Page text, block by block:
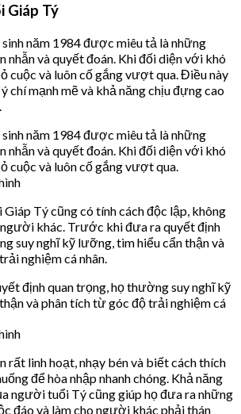
Giáp Tý
năm 1984 được miêu tả là những
nhẫn và quyết đoán. Khi đối diện với khó
cuộc và luôn cố gắng vượt qua. Điều này
chí mạnh mẽ và khả năng chịu đựng cao
năm 1984 được miêu tả là những
nhẫn và quyết đoán. Khi đối diện với khó
cuộc và luôn cố gắng vượt qua.
Tý cũng có tính cách độc lập, không
khác. Trước khi đưa ra quyết định
suy nghĩ kỹ lưỡng, tìm hiểu cẩn thận và
nghiệm cá nhân.
định quan trọng, họ thường suy nghĩ kỹ
và phân tích từ góc độ trải nghiệm cá
rất linh hoạt, nhạy bén và biết cách thích
để hòa nhập nhanh chóng. Khả năng
người tuổi Tý cũng giúp họ đưa ra những
đáo và làm cho người khác phải thán